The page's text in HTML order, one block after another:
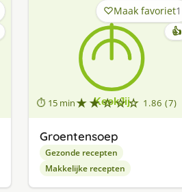
⏱ 15 min★★☆☆☆ 1.86 (7)
Maak favoriet1
👍
Groentensoep
Gezonde recepten
Makkelijke recepten